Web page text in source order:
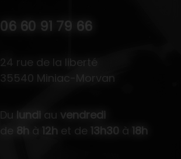
06 60 91 79 66
24 rue de la liberté
35540 Miniac-Morvan
Du lundi au vendredi
8h à 12h et de 13h30 à 18h